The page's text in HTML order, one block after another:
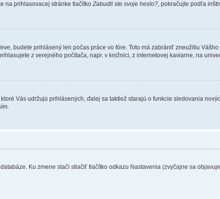
na prihlasovacej stránke tlačítkoZabudli ste svoje heslo?, pokračujte podľa
, budete prihlásený len počas práce vo fóre. Toto má zabrániť zneužitiu
z verejného počítača, napr. v knižnici, z internetovej kaviarne, na
Vás udržujú prihlásených, ďalej sa taktiež starajú o funkcie sledovania
Ku zmene stačí stlačiť tlačítko odkazu Nastavenia (zvyčajne sa